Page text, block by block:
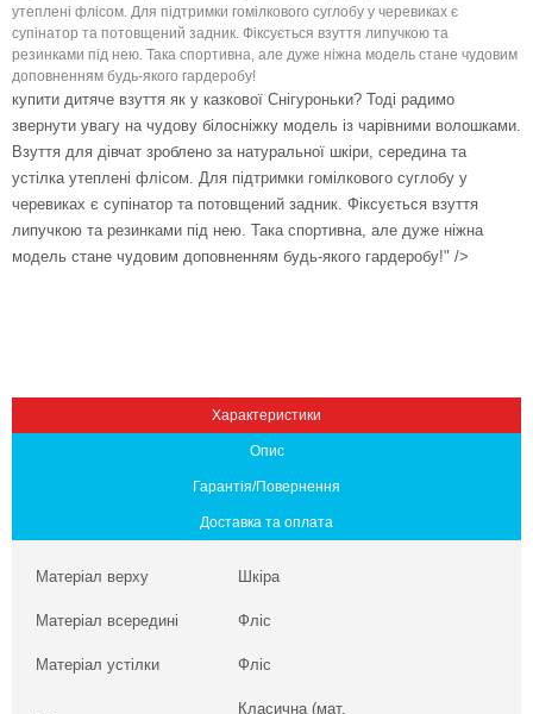
утеплені флісом. Для підтримки гомілкового суглобу у черевиках є
супінатор та потовщений задник. Фіксується взуття липучкою та
резинками під нею. Така спортивна, але дуже ніжна модель стане чудовим
доповненням будь-якого гардеробу!
купити дитяче взуття як у казкової Снігуроньки? Тоді радимо
звернути увагу на чудову білосніжку модель із чарівними волошками.
Взуття для дівчат зроблено за натуральної шкіри, середина та
устілка утеплені флісом. Для підтримки гомілкового суглобу у
черевиках є супінатор та потовщений задник. Фіксується взуття
липучкою та резинками під нею. Така спортивна, але дуже ніжна
модель стане чудовим доповненням будь-якого гардеробу!" />
Характеристики
Опис
Гарантія/Повернення
Доставка та оплата
Матеріал верху Шкіра
Матеріал всередині Фліс
Матеріал устілки Фліс
Класична (мат.